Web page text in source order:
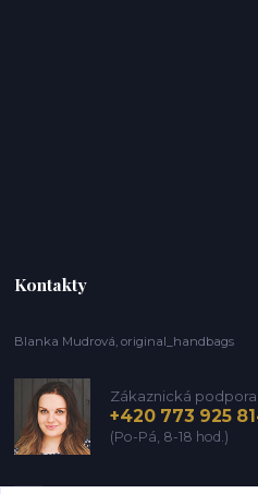
Kontakty
Blanka Mudrová, original_handbags
Zákaznická
+420 773 925
(Po-Pá, 8-18 hod.)